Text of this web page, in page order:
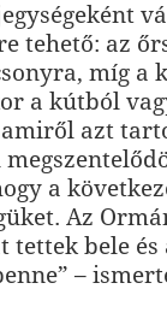
tehető: az
míg a
a kútból
azt
a
Az
tettek bele és
–